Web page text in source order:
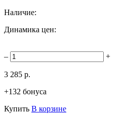
Наличие:
Динамика цен:
– +
3 285 р.
+132 бонуса
Купить В корзине